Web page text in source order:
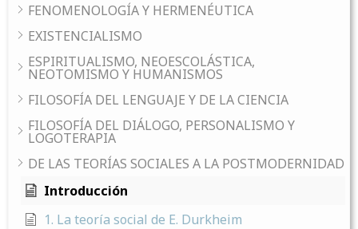
FENOMENOLOGÍA Y HERMENÉUTICA
EXISTENCIALISMO
ESPIRITUALISMO, NEOESCOLÁSTICA,
NEOTOMISMO Y HUMANISMOS
FILOSOFÍA DEL LENGUAJE Y DE LA CIENCIA
FILOSOFÍA DEL DIÁLOGO, PERSONALISMO Y
LOGOTERAPIA
DE LAS TEORÍAS SOCIALES A LA POSTMODERNIDAD
Introducción
1. La teoría social de E. Durkheim